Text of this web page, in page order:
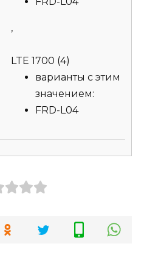
,
LTE 1700 (4)
варианты с этим
значением:
FRD-L04